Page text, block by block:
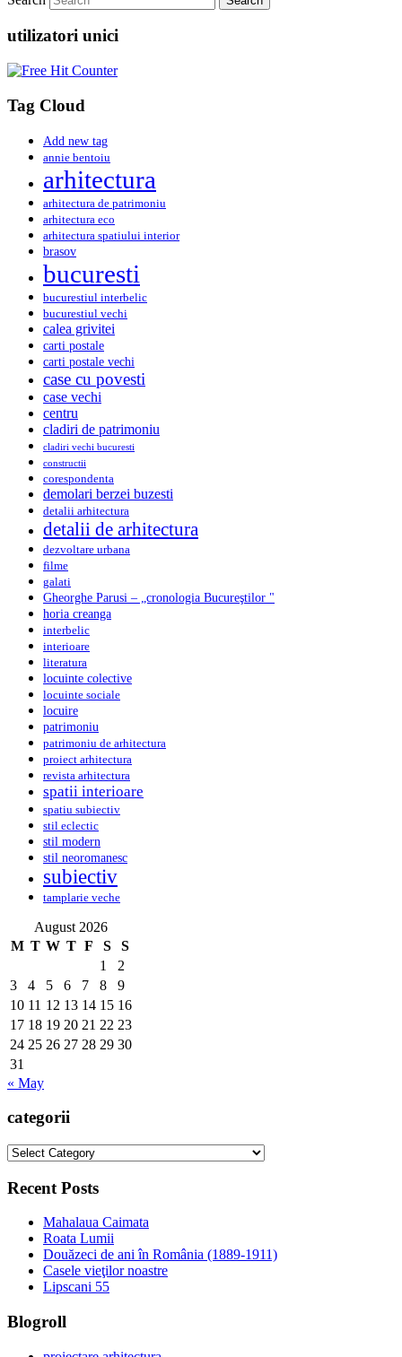
utilizatori unici
Tag Cloud
Add new tag
annie bentoiu
arhitectura
arhitectura de patrimoniu
arhitectura eco
arhitectura spatiului interior
brasov
bucuresti
bucurestiul interbelic
bucurestiul vechi
calea grivitei
carti postale
carti postale vechi
case cu povesti
case vechi
centru
cladiri de patrimoniu
cladiri vechi bucuresti
constructii
corespondenta
demolari berzei buzesti
detalii arhitectura
detalii de arhitectura
dezvoltare urbana
filme
galati
Gheorghe Parusi – „cronologia Bucureştilor "
horia creanga
interbelic
interioare
literatura
locuinte colective
locuinte sociale
locuire
patrimoniu
patrimoniu de arhitectura
proiect arhitectura
revista arhitectura
spatii interioare
spatiu subiectiv
stil eclectic
stil modern
stil neoromanesc
subiectiv
tamplarie veche
August 2026
M T W T F S
S
1
2
3
4 5 6 7 8
9
10 11 12 13 14 15 16
17 18 19 20 21 22 23
24 25 26 27 28 29 30
31
« May
categorii
categorii
Recent Posts
Mahalaua Caimata
Roata Lumii
Douăzeci de ani în România (1889-1911)
Casele vieţilor noastre
Lipscani 55
Blogroll